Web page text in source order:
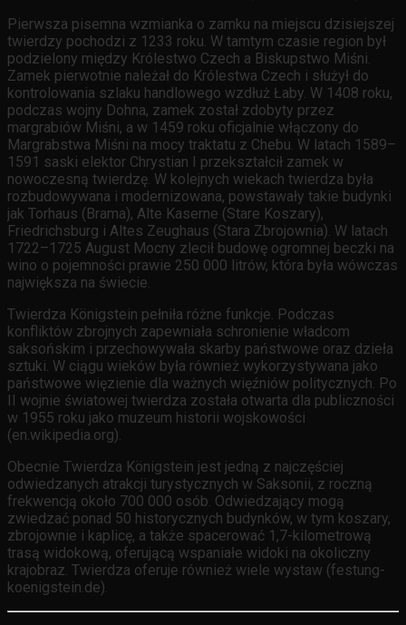
Pierwsza pisemna wzmianka o zamku na miejscu dzisiejszej
twierdzy pochodzi z 1233 roku. W tamtym czasie region był
podzielony między Królestwo Czech a Biskupstwo Miśni.
Zamek pierwotnie należał do Królestwa Czech i służył do
kontrolowania szlaku handlowego wzdłuż Łaby. W 1408 roku,
podczas wojny Dohna, zamek został zdobyty przez
margrabiów Miśni, a w 1459 roku oficjalnie włączony do
Margrabstwa Miśni na mocy traktatu z Chebu. W latach 1589–
1591 saski elektor Chrystian I przekształcił zamek w
nowoczesną twierdzę. W kolejnych wiekach twierdza była
rozbudowywana i modernizowana, powstawały takie budynki
jak Torhaus (Brama), Alte Kaserne (Stare Koszary),
Friedrichsburg i Altes Zeughaus (Stara Zbrojownia). W latach
1722–1725 August Mocny zlecił budowę ogromnej beczki na
wino o pojemności prawie 250 000 litrów, która była wówczas
największa na świecie.
Twierdza Königstein pełniła różne funkcje. Podczas
konfliktów zbrojnych zapewniała schronienie władcom
saksońskim i przechowywała skarby państwowe oraz dzieła
sztuki. W ciągu wieków była również wykorzystywana jako
państwowe więzienie dla ważnych więźniów politycznych. Po
II wojnie światowej twierdza została otwarta dla publiczności
w 1955 roku jako muzeum historii wojskowości
(en.wikipedia.org).
Obecnie Twierdza Königstein jest jedną z najczęściej
odwiedzanych atrakcji turystycznych w Saksonii, z roczną
frekwencją około 700 000 osób. Odwiedzający mogą
zwiedzać ponad 50 historycznych budynków, w tym koszary,
zbrojownie i kaplicę, a także spacerować 1,7-kilometrową
trasą widokową, oferującą wspaniałe widoki na okoliczny
krajobraz. Twierdza oferuje również wiele wystaw (festung-
koenigstein.de).